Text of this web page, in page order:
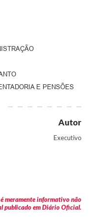
E PENSÕES
Autor
Executivo
meramente informativo não
publicado em Diário Oficial.